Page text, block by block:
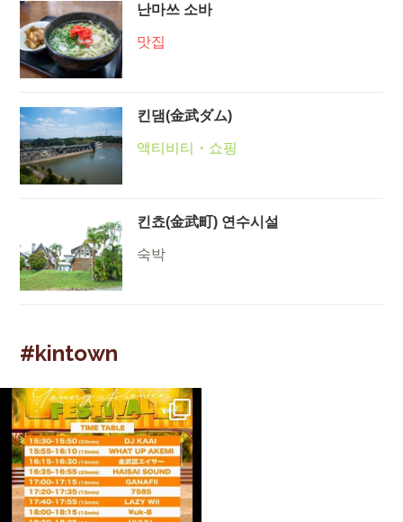
난마쓰 소바
맛집
킨댐(金武ダム)
액티비티・쇼핑
킨쵸(金武町) 연수시설
숙박
#kintown